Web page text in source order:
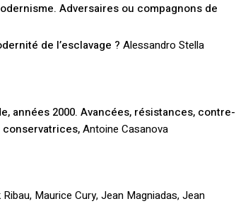
Adversaires ou compagnons de
de l’esclavage ? Alessandro Stella
années 2000. Avancées, résistances, contre-
Antoine Casanova
Maurice Cury, Jean Magniadas, Jean